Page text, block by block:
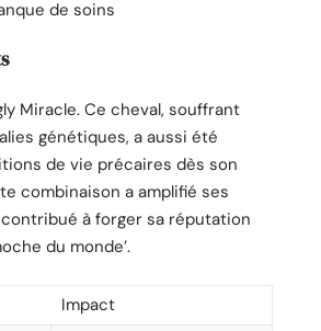
de soins
Miracle. Ce cheval, souffrant
génétiques, a aussi été
de vie précaires dès son
combinaison a amplifié ses
à forger sa réputation
du monde’.
Impact